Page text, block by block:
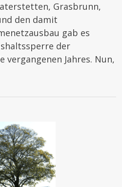
Grasbrunn,
den damit
gab es
der
vergangenen Jahres. Nun,